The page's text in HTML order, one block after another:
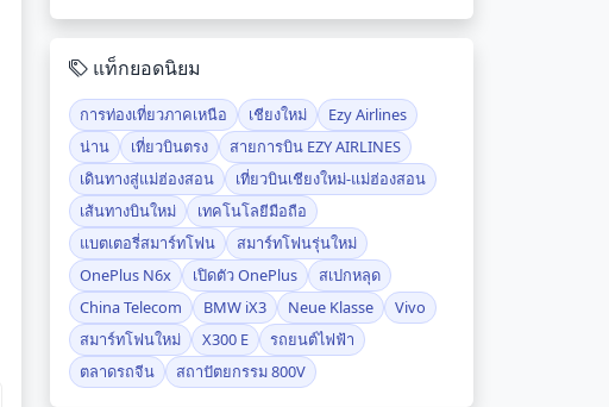
แท็กยอดนิยม
การท่องเที่ยวภาคเหนือ เชียงใหม่
Ezy Airlines
น่าน
เที่ยวบินตรง
สายการบิน EZY AIRLINES
เดินทางสู่แม่ฮ่องสอน
เที่ยวบินเชียงใหม่-แม่ฮ่องสอน
เส้นทางบินใหม่
เทคโนโลยีมือถือ
แบตเตอรี่สมาร์ทโฟน
สมาร์ทโฟนรุ่นใหม่
OnePlus N6x
เปิดตัว OnePlus
สเปกหลุด
China Telecom
BMW iX3 Neue Klasse
Vivo
สมาร์ทโฟนใหม่
X300 E
รถยนต์ไฟฟ้า
ตลาดรถจีน
สถาปัตยกรรม 800V